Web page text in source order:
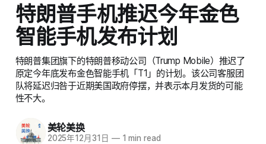
特朗普手机推迟今年金色
智能手机发布计划
特朗普集团旗下的特朗普移动公司（Trump Mobile）推迟了
原定今年底发布金色智能手机「T1」的计划。该公司客服团
队将延迟归咎于近期美国政府停摆，并表示本月发货的可能
性不大。
美轮美换
2025年12月31日 —1 min read